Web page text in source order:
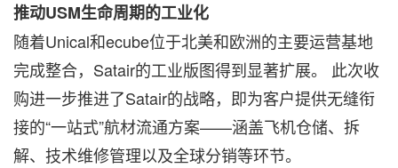
推动USM生命周期的工业化
随着Unical和ecube位于北美和欧洲的主要运营基地
完成整合，Satair的工业版图得到显著扩展。 此次收
购进一步推进了Satair的战略，即为客户提供无缝衔
接的“一站式”航材流通方案——涵盖飞机仓储、拆
解、技术维修管理以及全球分销等环节。